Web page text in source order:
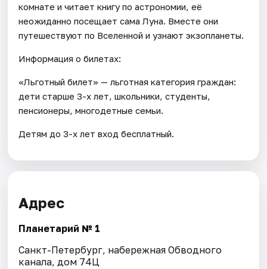
комнате и читает книгу по астрономии, её
неожиданно посещает сама Луна. Вместе они
путешествуют по Вселенной и узнают экзопланеты.
Информация о билетах:
«Льготный билет» — льготная категория граждан:
дети старше 3-х лет, школьники, студенты,
пенсионеры, многодетные семьи.
Детям до 3-х лет вход бесплатный.
Адрес
Планетарий № 1
Санкт-Петербург, набережная Обводного
канала, дом 74Ц